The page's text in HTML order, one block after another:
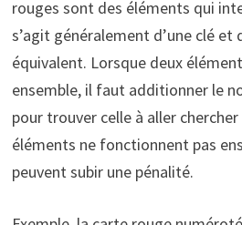
rouges sont des éléments qui
s’agit généralement d’une clé et
équivalent. Lorsque deux
ensemble, il faut additionner le
pour trouver celle à aller chercher
éléments ne fonctionnent pas
peuvent subir une pénalité.